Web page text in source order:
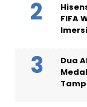
FIFA
Dua